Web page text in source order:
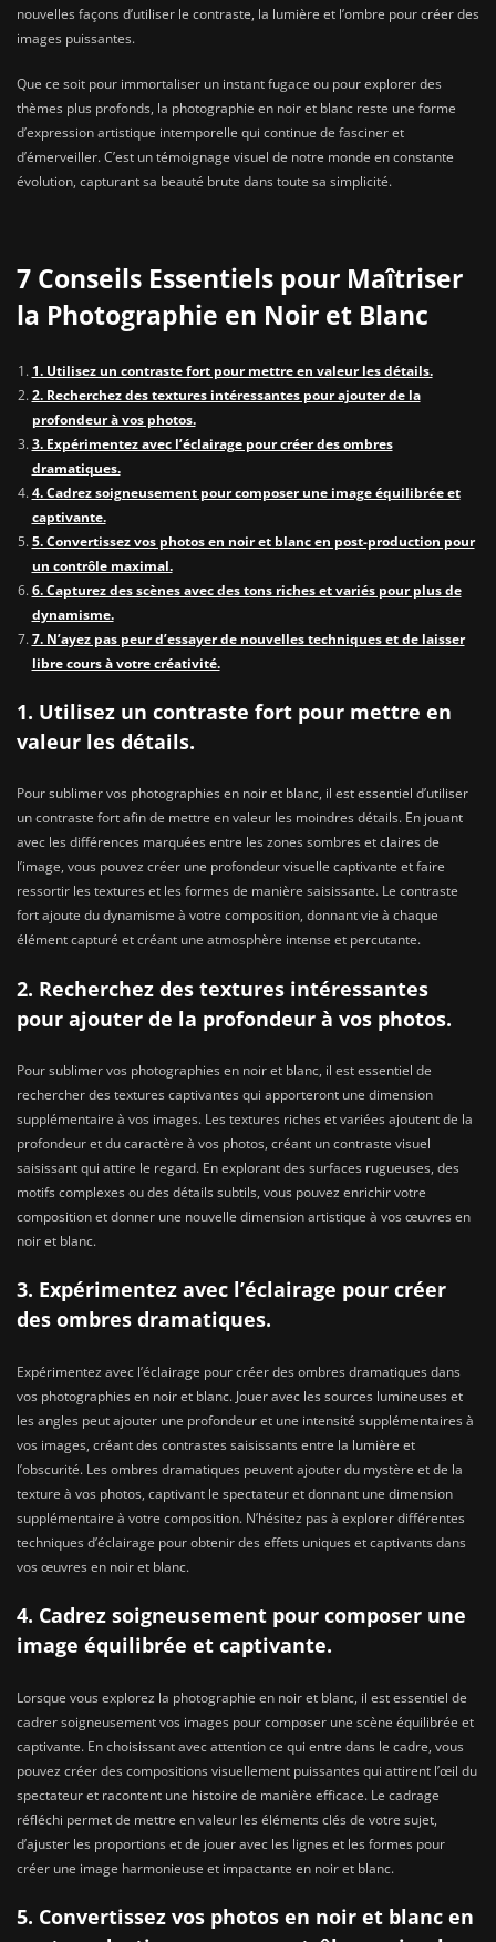
nouvelles façons d’utiliser le contraste, la lumière et l’ombre pour créer des
images puissantes.
Que ce soit pour immortaliser un instant fugace ou pour explorer des
thèmes plus profonds, la photographie en noir et blanc reste une forme
d’expression artistique intemporelle qui continue de fasciner et
d’émerveiller. C’est un témoignage visuel de notre monde en constante
évolution, capturant sa beauté brute dans toute sa simplicité.
7 Conseils Essentiels pour Maîtriser
la Photographie en Noir et Blanc
1. Utilisez un contraste fort pour mettre en valeur les détails.
2. Recherchez des textures intéressantes pour ajouter de la
profondeur à vos photos.
3. Expérimentez avec l’éclairage pour créer des ombres
dramatiques.
4. Cadrez soigneusement pour composer une image équilibrée et
captivante.
5. Convertissez vos photos en noir et blanc en post-production pour
un contrôle maximal.
6. Capturez des scènes avec des tons riches et variés pour plus de
dynamisme.
7. N’ayez pas peur d’essayer de nouvelles techniques et de laisser
libre cours à votre créativité.
1. Utilisez un contraste fort pour mettre en
valeur les détails.
Pour sublimer vos photographies en noir et blanc, il est essentiel d’utiliser
un contraste fort afin de mettre en valeur les moindres détails. En jouant
avec les différences marquées entre les zones sombres et claires de
l’image, vous pouvez créer une profondeur visuelle captivante et faire
ressortir les textures et les formes de manière saisissante. Le contraste
fort ajoute du dynamisme à votre composition, donnant vie à chaque
élément capturé et créant une atmosphère intense et percutante.
2. Recherchez des textures intéressantes
pour ajouter de la profondeur à vos photos.
Pour sublimer vos photographies en noir et blanc, il est essentiel de
rechercher des textures captivantes qui apporteront une dimension
supplémentaire à vos images. Les textures riches et variées ajoutent de la
profondeur et du caractère à vos photos, créant un contraste visuel
saisissant qui attire le regard. En explorant des surfaces rugueuses, des
motifs complexes ou des détails subtils, vous pouvez enrichir votre
composition et donner une nouvelle dimension artistique à vos œuvres en
noir et blanc.
3. Expérimentez avec l’éclairage pour créer
des ombres dramatiques.
Expérimentez avec l’éclairage pour créer des ombres dramatiques dans
vos photographies en noir et blanc. Jouer avec les sources lumineuses et
les angles peut ajouter une profondeur et une intensité supplémentaires à
vos images, créant des contrastes saisissants entre la lumière et
l’obscurité. Les ombres dramatiques peuvent ajouter du mystère et de la
texture à vos photos, captivant le spectateur et donnant une dimension
supplémentaire à votre composition. N’hésitez pas à explorer différentes
techniques d’éclairage pour obtenir des effets uniques et captivants dans
vos œuvres en noir et blanc.
4. Cadrez soigneusement pour composer une
image équilibrée et captivante.
Lorsque vous explorez la photographie en noir et blanc, il est essentiel de
cadrer soigneusement vos images pour composer une scène équilibrée et
captivante. En choisissant avec attention ce qui entre dans le cadre, vous
pouvez créer des compositions visuellement puissantes qui attirent l’œil du
spectateur et racontent une histoire de manière efficace. Le cadrage
réfléchi permet de mettre en valeur les éléments clés de votre sujet,
d’ajuster les proportions et de jouer avec les lignes et les formes pour
créer une image harmonieuse et impactante en noir et blanc.
5. Convertissez vos photos en noir et blanc en